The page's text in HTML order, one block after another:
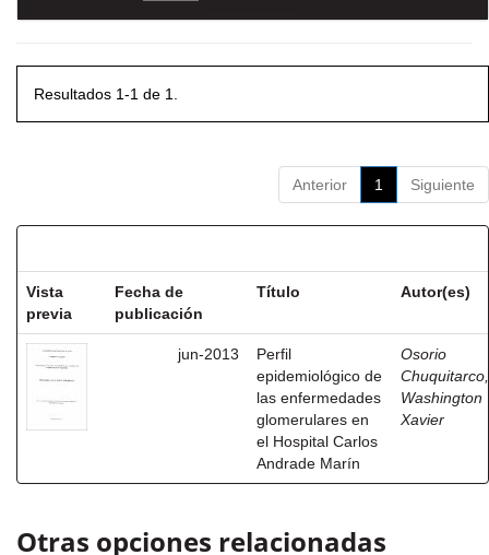
Resultados 1-1 de 1.
Anterior 1 Siguiente
Vista
previa
Fecha de
publicación
Título Autor(es)
jun-2013
Perfil
epidemiológico de
las enfermedades
glomerulares en
el Hospital Carlos
Andrade Marín
Osorio
Chuquitarco,
Washington
Xavier
Otras opciones relacionadas